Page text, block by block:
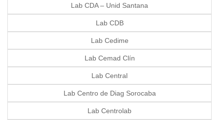
Lab CDA – Unid Santana
Lab CDB
Lab Cedime
Lab Cemad Clín
Lab Central
Lab Centro de Diag Sorocaba
Lab Centrolab